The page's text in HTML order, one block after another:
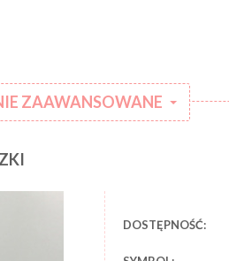
ZAAWANSOWANE
Rodzaj
DOSTĘPNOŚĆ: